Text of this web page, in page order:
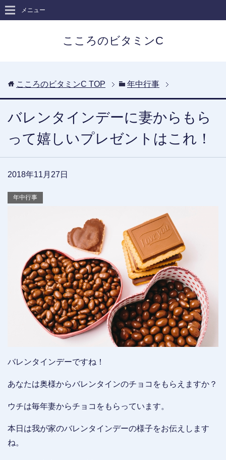
こころのビタミンC
メニュー
こころのビタミンC TOP 年中行事
バレンタインデーに妻からもら
って嬉しいプレゼントはこれ！
2018年11月27日
年中行事
バレンタインデーですね！
あなたは奥様からバレンタインのチョコをもらえますか？
ウチは毎年妻からチョコをもらっています。
本日は我が家のバレンタインデーの様子をお伝えします
ね。